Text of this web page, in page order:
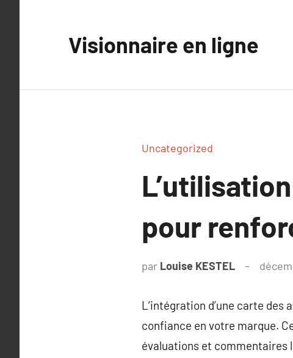
Visionnaire en ligne
Uncategorized
pour
par Louise KESTEL
L’intégration d’une carte
confiance en votre marque.
évaluations et commentaires